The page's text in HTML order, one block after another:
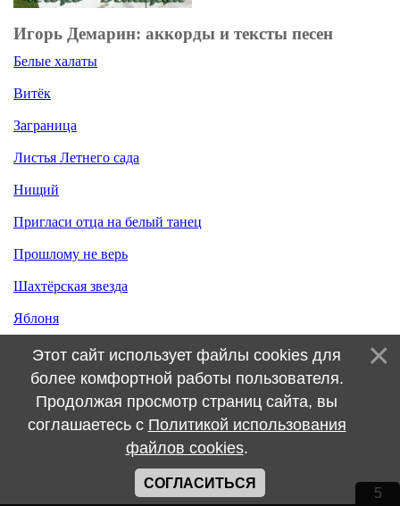
Игорь Демарин: аккорды и тексты песен
Белые халаты
Витёк
Заграница
Листья Летнего сада
Нищий
Пригласи отца на белый танец
Прошлому не верь
Шахтёрская звезда
Яблоня
Этот сайт использует файлы cookies для
более комфортной работы пользователя.
Продолжая просмотр страниц сайта, вы
соглашаетесь с Политикой использования
файлов cookies.
СОГЛАСИТЬСЯ
5